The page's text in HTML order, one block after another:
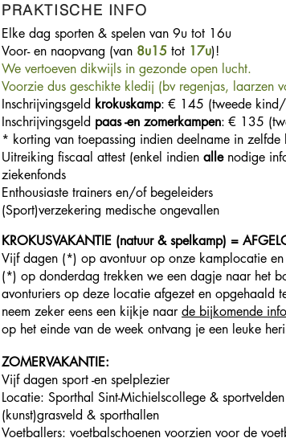
PRAKTISCHE INFO
Elke dag sporten & spelen van 9u tot 16u
Voor- en naopvang (van 8u15 tot 17u)!
We vertoeven dikwijls in gezonde open lucht.
Voorzie dus geschikte kledij (bv regenjas, laarzen
Inschrijvingsgeld krokuskamp: € 145 (tweede
Inschrijvingsgeld paas -en zomerkampen: € 135
* korting van toepassing indien deelname in zelfde
Uitreiking fiscaal attest (enkel indien alle nodige
ziekenfonds
Enthousiaste trainers en/of begeleiders
(Sport)verzekering medische ongevallen
KROKUSVAKANTIE (natuur & spelkamp) =
Vijf dagen (*) op avontuur op onze kamplocatie
(*) op donderdag trekken we een dagje naar het
avonturiers op deze locatie afgezet en opgehaald
neem zeker eens een kijkje naarde bijkomende
op het einde van de week ontvang je een leuke
ZOMERVAKANTIE:
Vijf dagen sport -en spelplezier
Locatie: Sporthal Sint-Michielscollege &
(kunst)grasveld & sporthallen
Voetballers: voetbalschoenen voorzien voor de